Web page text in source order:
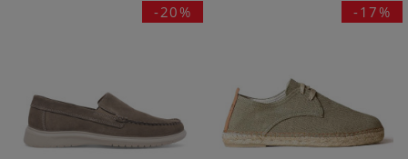
-20% -17%